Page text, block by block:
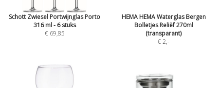
Schott Zwiesel Portwijnglas Porto
316 ml - 6 stuks
€ 69,85
HEMA HEMA Waterglas Bergen
Bolletjes Reliëf 270ml
(transparant)
€ 2,-